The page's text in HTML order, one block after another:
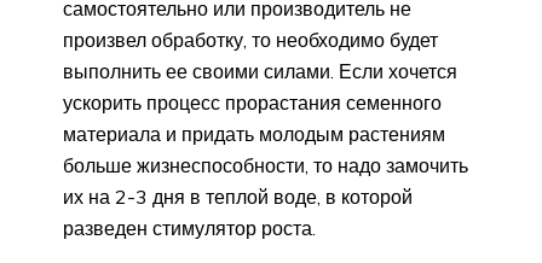
самостоятельно или производитель не
произвел обработку, то необходимо будет
выполнить ее своими силами. Если хочется
ускорить процесс прорастания семенного
материала и придать молодым растениям
больше жизнеспособности, то надо замочить
их на 2-3 дня в теплой воде, в которой
разведен стимулятор роста.